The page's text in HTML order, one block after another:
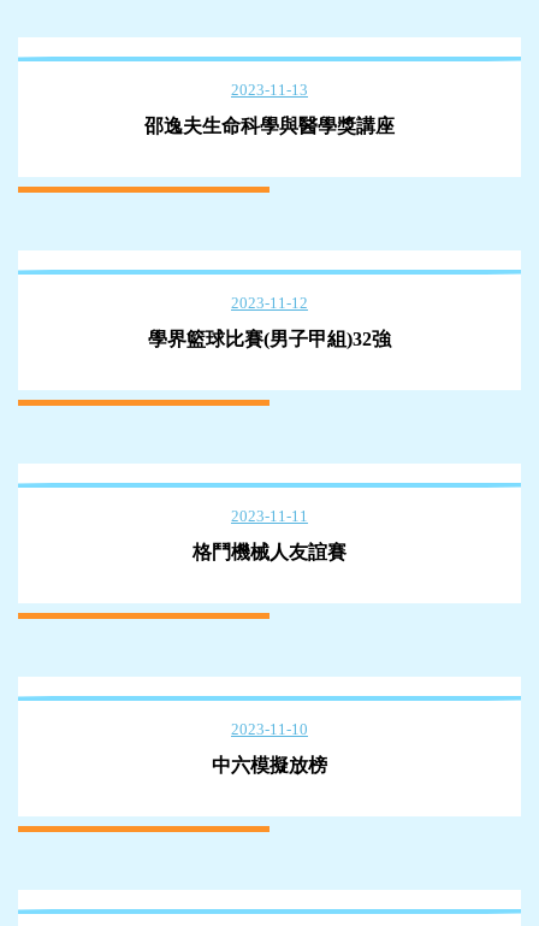
2023-11-13
邵逸夫生命科學與醫學獎講座
2023-11-12
學界籃球比賽(男子甲組)32強
2023-11-11
格鬥機械人友誼賽
2023-11-10
中六模擬放榜